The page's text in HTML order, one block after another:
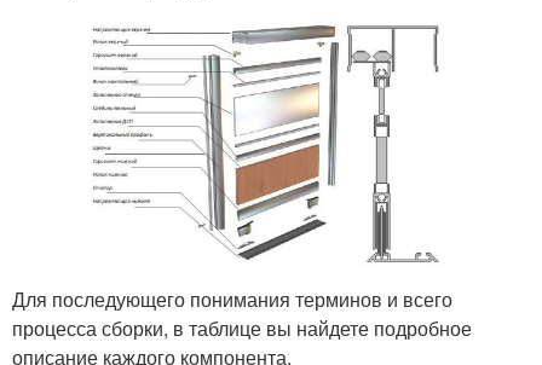
Для последующего понимания терминов и всего
процесса сборки, в таблице вы найдете подробное
описание каждого компонента.